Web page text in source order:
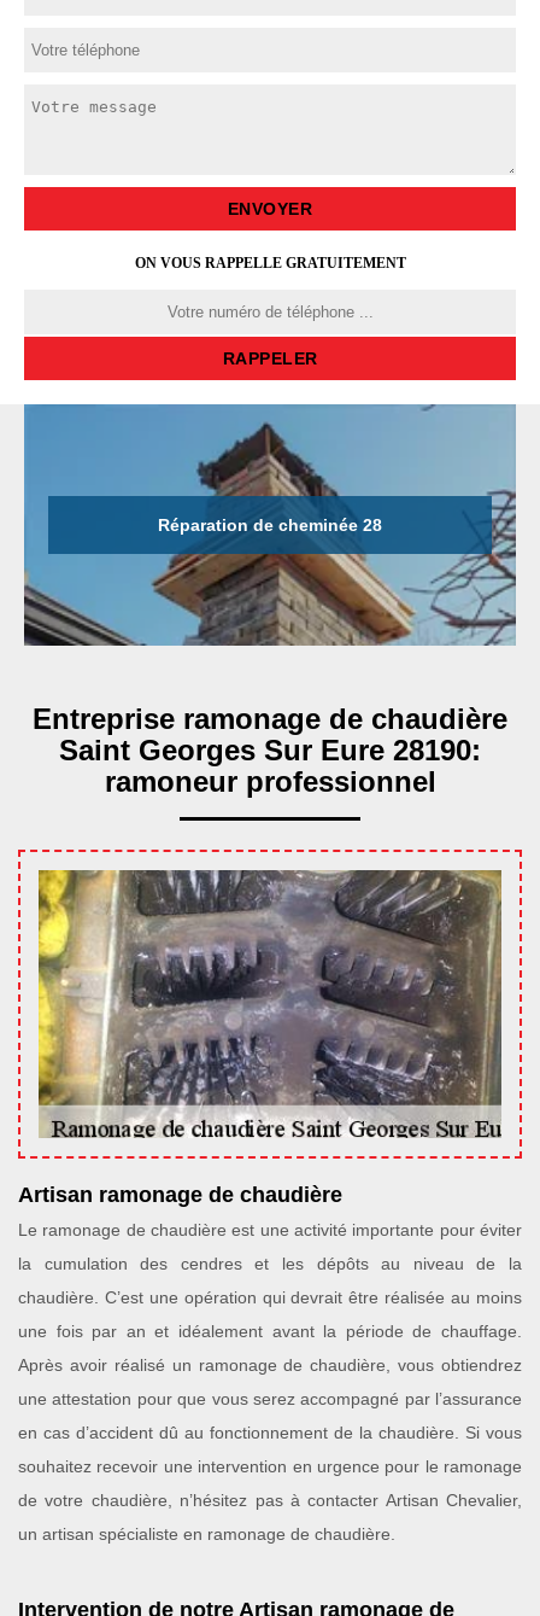
ON VOUS RAPPELLE GRATUITEMENT
Réparation de cheminée 28
Entreprise ramonage de chaudière
Saint Georges Sur Eure 28190:
ramoneur professionnel
Artisan ramonage de chaudière
Le ramonage de chaudière est une activité importante pour éviter
la cumulation des cendres et les dépôts au niveau de la
chaudière. C’est une opération qui devrait être réalisée au moins
une fois par an et idéalement avant la période de chauffage.
Après avoir réalisé un ramonage de chaudière, vous obtiendrez
une attestation pour que vous serez accompagné par l’assurance
en cas d’accident dû au fonctionnement de la chaudière. Si vous
souhaitez recevoir une intervention en urgence pour le ramonage
de votre chaudière, n’hésitez pas à contacter Artisan Chevalier,
un artisan spécialiste en ramonage de chaudière.
Intervention de notre Artisan ramonage de